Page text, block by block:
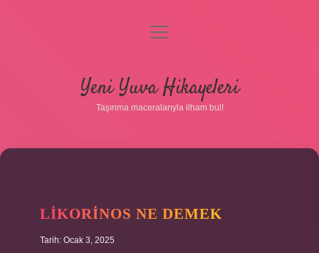
Gizlilik Politikası
Hakkımızda
menüyü
Yeni Yuva Hikayeleri
Taşınma maceralarıyla ilham bul!
LIKORINOS NE DEMEK
Tarih: Ocak 3, 2025